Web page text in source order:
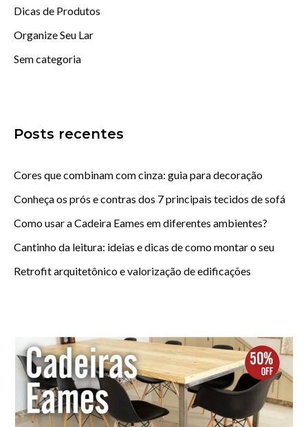
Dicas de Produtos
Organize Seu Lar
Sem categoria
Posts recentes
Cores que combinam com cinza: guia para decoração
Conheça os prós e contras dos 7 principais tecidos de sofá
Como usar a Cadeira Eames em diferentes ambientes?
Cantinho da leitura: ideias e dicas de como montar o seu
Retrofit arquitetônico e valorização de edificações